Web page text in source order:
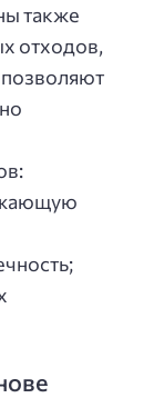
также
отходов,